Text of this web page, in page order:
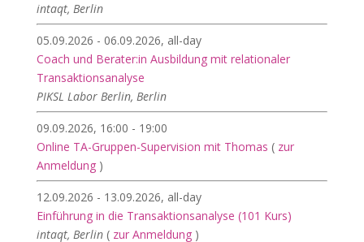
intaqt, Berlin
05.09.2026 - 06.09.2026, all-day
Coach und Berater:in Ausbildung mit relationaler
Transaktionsanalyse
PIKSL Labor Berlin, Berlin
09.09.2026, 16:00 - 19:00
Online TA-Gruppen-Supervision mit Thomas ( zur
Anmeldung)
12.09.2026 - 13.09.2026, all-day
Einführung in die Transaktionsanalyse (101 Kurs)
intaqt, Berlin ( zur Anmeldung)